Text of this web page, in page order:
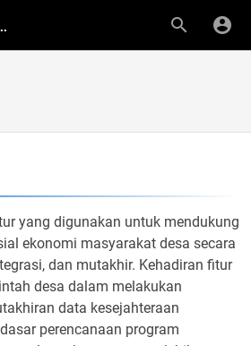
yang digunakan untuk mendukung
ekonomi masyarakat desa secara
dan mutakhir. Kehadiran fitur
desa dalam melakukan
data kesejahteraan
perencanaan program